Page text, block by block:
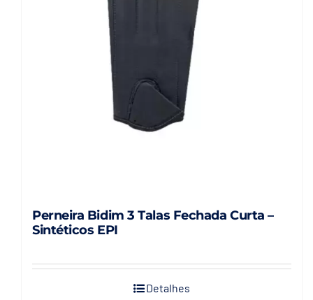
Perneira Bidim 3 Talas Fechada Curta –
Sintéticos EPI
Detalhes